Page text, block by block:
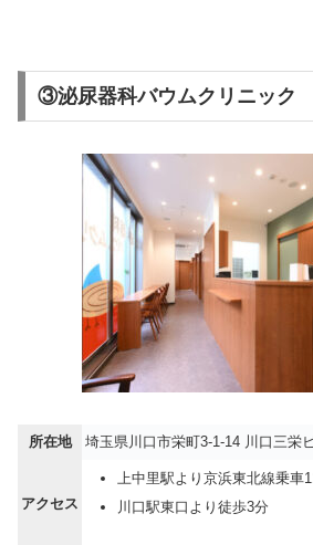
③泌尿器科バウムクリニック
所在地 埼玉県川口市栄町3-1-14 川口三栄
アクセス
上中里駅より京浜東北線乗車
川口駅東口より徒歩3分